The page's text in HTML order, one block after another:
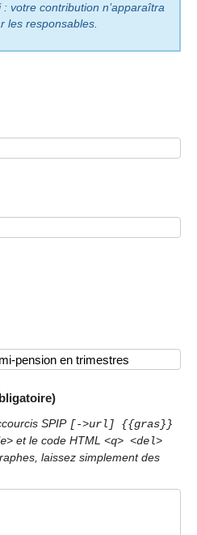
votre contribution n’apparaîtra
les responsables.
SPIP [->url] {{gras}}
et le code HTML <q> <del>
laissez simplement des